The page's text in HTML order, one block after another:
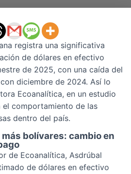
registra una significativa
de dólares en efectivo
de 2025, con una caída del
diciembre de 2024. Así lo
Ecoanalítica, en un estudio
el comportamiento de las
dentro del país.
bolívares: cambio en
de Ecoanalítica, Asdrúbal
de dólares en efectivo